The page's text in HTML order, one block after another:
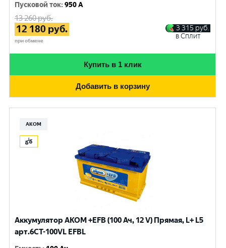
Пусковой ток:950 A
13 260руб.
12 180 руб.
при обмене
3 315 руб.
в Сплит
Купить в 1 клик
Добавить в корзину
АКОМ
Аккумулятор AKOM +EFB (100 Ач, 12 V) Прямая, L+ L5
арт.6СТ-100VL EFBL